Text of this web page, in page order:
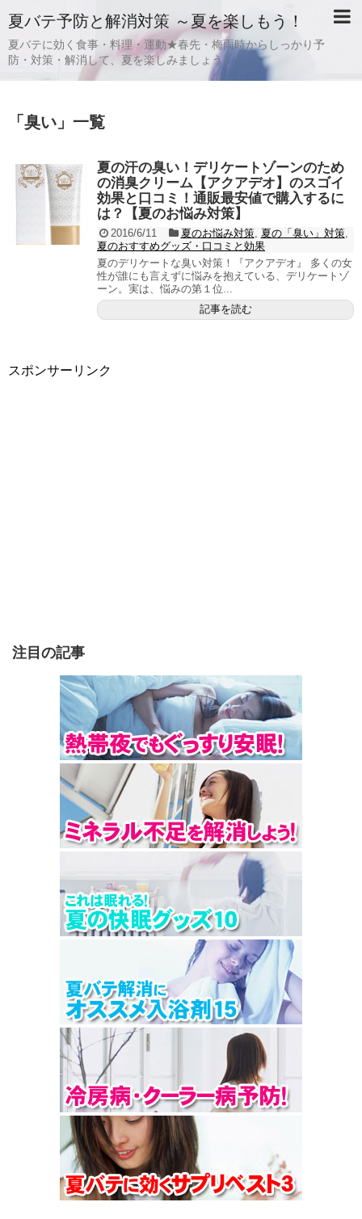
夏バテ予防と解消対策 ～夏を楽しもう！
夏バテに効く食事・料理・運動★春先・梅雨時からしっかり予
防・対策・解消して、夏を楽しみましょう♪
「 臭い 」 一覧
夏の汗の臭い！デリケートゾーンのため
の消臭クリーム【アクアデオ】のスゴイ
効果と口コミ！通販最安値で購入するに
は？【夏のお悩み対策】
2016/6/11 夏のお悩み対策, 夏の「臭い」対策,
夏のおすすめグッズ・口コミと効果
夏のデリケートな臭い対策！『アクアデオ』 多くの女
性が誰にも言えずに悩みを抱えている、デリケートゾ
ーン。実は、悩みの第１位...
記事を読む
スポンサーリンク
注目の記事